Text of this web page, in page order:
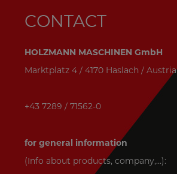
CONTACT
HOLZMANN MASCHINEN GmbH
Marktplatz 4 / 4170 Haslach / Austria
+43 7289 / 71562-0
for general information
(Info about products, company,...):